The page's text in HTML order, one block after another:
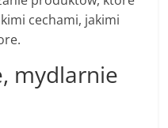
cechami, jakimi
mydlarnie